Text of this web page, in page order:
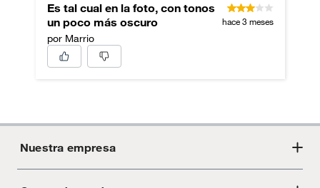
Es tal cual en la foto, con tonos
un poco más oscuro
por Marrio
hace 3 meses
Nuestra empresa